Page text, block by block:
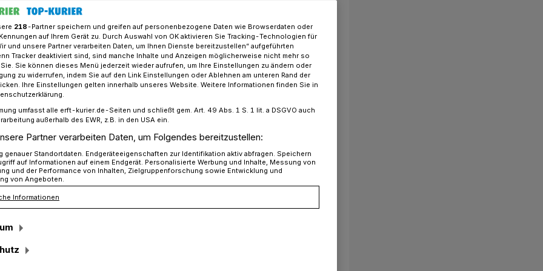
Mühlrath, endlich wieder feiern für einen guten Zweck!
feiern für einen
Corona-Pause feiert „Die Perle an der
im Mai wieder sein Dorffest.
218-Partner speichern und greifen auf personenbezogene Daten wie Browserdaten oder
auf Ihrem Gerät zu. Durch Auswahl von OK aktivieren Sie Tracking-Technologien für
und unsere Partner verarbeiten Daten, um Ihnen Dienste bereitzustellen“ aufgeführten
Tracker deaktiviert sind, sind manche Inhalte und Anzeigen möglicherweise nicht mehr so
Sie können dieses Menü jederzeit wieder aufrufen, um Ihre Einstellungen zu ändern oder
zu widerrufen, indem Sie auf den Link Einstellungen oder Ablehnen am unteren Rand der
Ihre Einstellungen gelten innerhalb unseres Website. Weitere Informationen finden Sie in
umfasst alle erft-kurier.de-Seiten und schließt gem. Art. 49 Abs. 1 S. 1 lit. a DSGVO auch
außerhalb des EWR, z.B. in den USA ein.
Partner verarbeiten Daten, um Folgendes bereitzustellen:
genauer Standortdaten. Endgeräteeigenschaften zur Identifikation aktiv abfragen. Speichern
auf Informationen auf einem Endgerät. Personalisierte Werbung und Inhalte, Messung von
und der Performance von Inhalten, Zielgruppenforschung sowie Entwicklung und
von Angeboten.
Informationen